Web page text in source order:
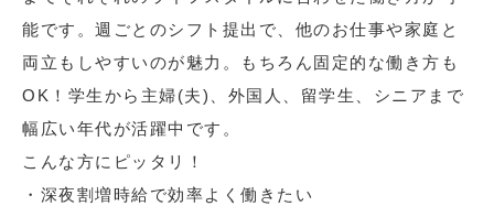
能です。週ごとのシフト提出で、他のお仕事や家庭と
両立もしやすいのが魅力。もちろん固定的な働き方も
OK！学生から主婦(夫)、外国人、留学生、シニアまで
幅広い年代が活躍中です。
こんな方にピッタリ！
・深夜割増時給で効率よく働きたい